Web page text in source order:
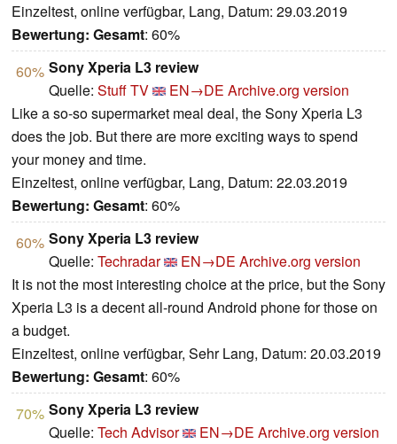
Einzeltest, online verfügbar, Lang, Datum: 29.03.2019
Bewertung: Gesamt: 60%
60% Sony Xperia L3 review
Quelle: Stuff TV EN→DE Archive.org version
Like a so-so supermarket meal deal, the Sony Xperia L3
does the job. But there are more exciting ways to spend
your money and time.
Einzeltest, online verfügbar, Lang, Datum: 22.03.2019
Bewertung: Gesamt: 60%
60% Sony Xperia L3 review
Quelle: Techradar EN→DE Archive.org version
It is not the most interesting choice at the price, but the Sony
Xperia L3 is a decent all-round Android phone for those on
a budget.
Einzeltest, online verfügbar, Sehr Lang, Datum: 20.03.2019
Bewertung: Gesamt: 60%
70% Sony Xperia L3 review
Quelle: Tech Advisor EN→DE Archive.org version